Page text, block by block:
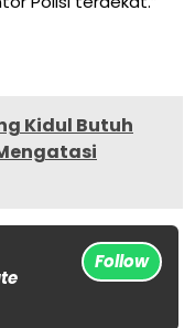
Kidul Butuh
Follow